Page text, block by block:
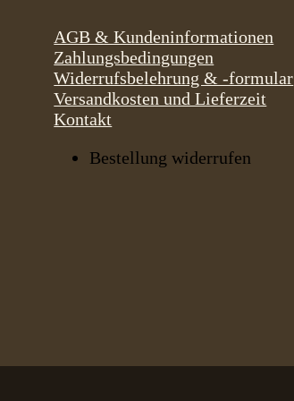
AGB & Kundeninformationen
Zahlungsbedingungen
Widerrufsbelehrung & -formular
Versandkosten und Lieferzeit
Kontakt
Bestellung widerrufen